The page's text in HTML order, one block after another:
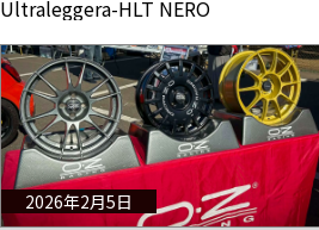
Ultraleggera-HLT NERO
2026年2月5日